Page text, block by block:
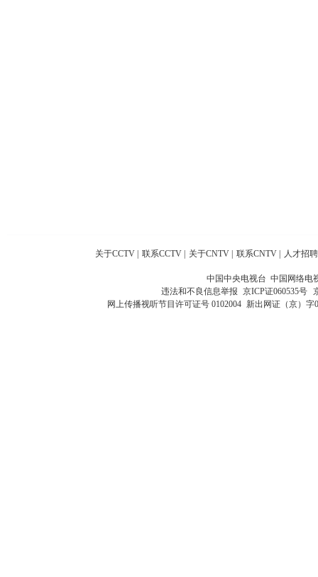
关于CCTV 联系CCTV 关于CNTV 联系CNTV 人才招聘
中国中央电视台 中国网络电
违法和不良信息举报 京ICP证060535号
网上传播视听节目许可证号 0102004 新出网证（京）